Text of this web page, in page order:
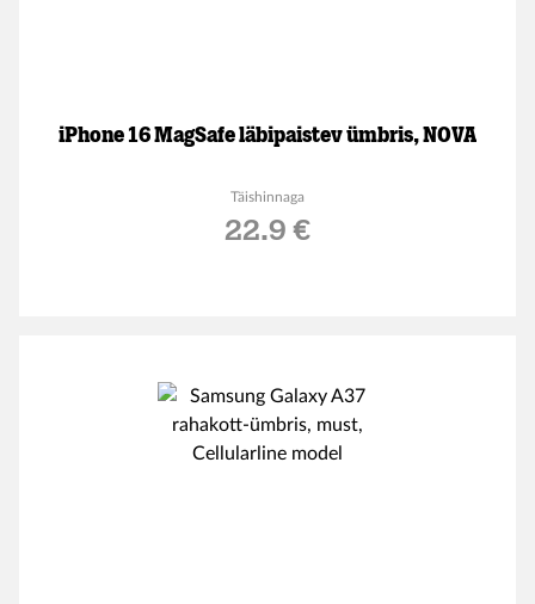
iPhone 16 MagSafe läbipaistev ümbris, NOVA
Täishinnaga
22.9 €